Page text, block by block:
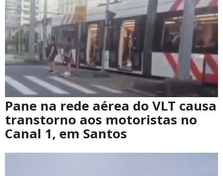
Pane na rede aérea do VLT causa
transtorno aos motoristas no
Canal 1, em Santos